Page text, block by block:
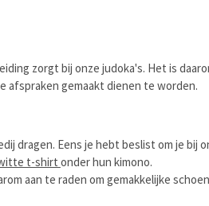
zorgt bij onze judoka's. Het is
afspraken gemaakt dienen te worden.
dragen. Eens je hebt beslist om je
t-shirt onder hun kimono.
aan te raden om gemakkelijke